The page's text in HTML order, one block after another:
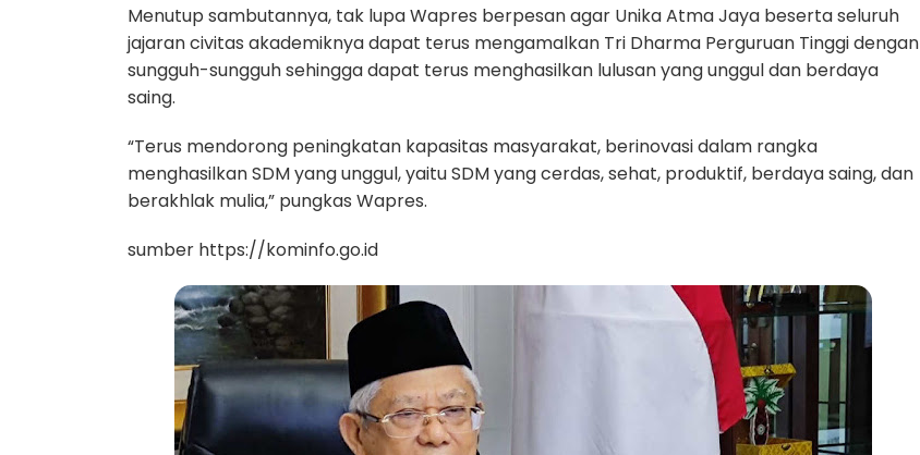
Menutup sambutannya, tak lupa Wapres berpesan agar Unika Atma Jaya beserta seluruh
jajaran civitas akademiknya dapat terus mengamalkan Tri Dharma Perguruan Tinggi dengan
sungguh-sungguh sehingga dapat terus menghasilkan lulusan yang unggul dan berdaya
saing.
“Terus mendorong peningkatan kapasitas masyarakat, berinovasi dalam rangka
menghasilkan SDM yang unggul, yaitu SDM yang cerdas, sehat, produktif, berdaya saing, dan
berakhlak mulia,” pungkas Wapres.
sumber https://kominfo.go.id